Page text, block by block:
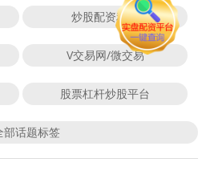
炒股配资利息
V交易网/微交易
股票杠杆炒股平台
部话题标签